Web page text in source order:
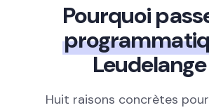
Pourquoi
Huit raisons concrètes